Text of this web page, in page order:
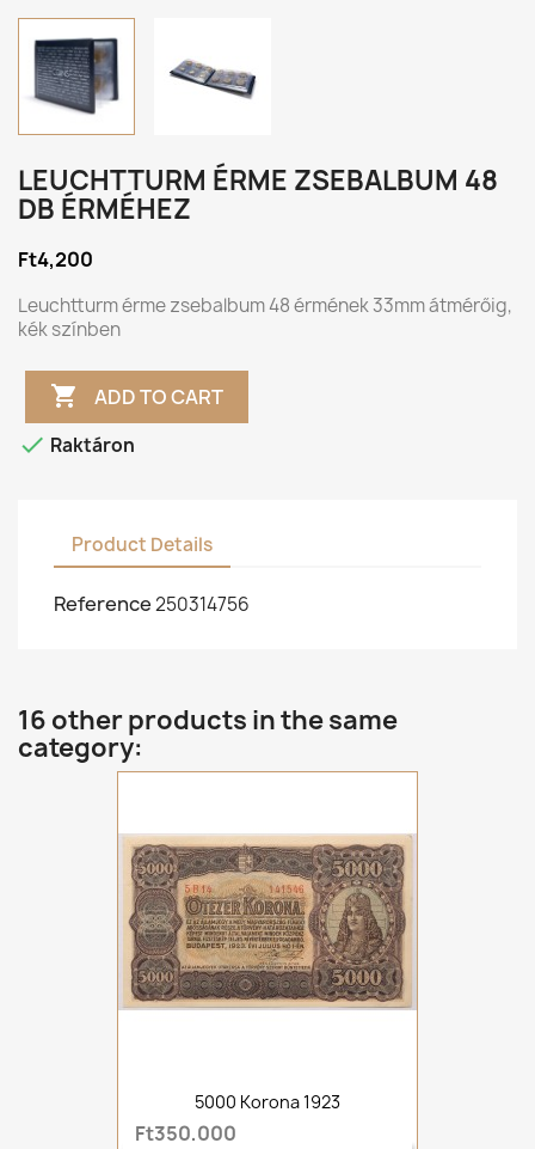
LEUCHTTURM ÉRME ZSEBALBUM 48
DB ÉRMÉHEZ
Ft4,200
Leuchtturm érme zsebalbum 48 érmének 33mm átmérőig,
kék színben
 ADD TO CART
 Raktáron
Product Details
Reference250314756
16 other products in the same
category:
5000 Korona 1923
Ft350,000